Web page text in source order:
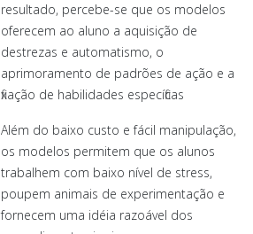
resultado, percebe-se que os modelos
oferecem ao aluno a aquisição de
destrezas e automatismo, o
aprimoramento de padrões de ação e a
fixação de habilidades específicas
Além do baixo custo e fácil manipulação,
os modelos permitem que os alunos
trabalhem com baixo nível de stress,
poupem animais de experimentação e
fornecem uma idéia razoável dos